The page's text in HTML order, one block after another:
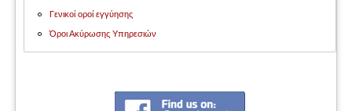
Γενικοί οροί εγγύησης
Όροι Ακύρωσης Υπηρεσιών